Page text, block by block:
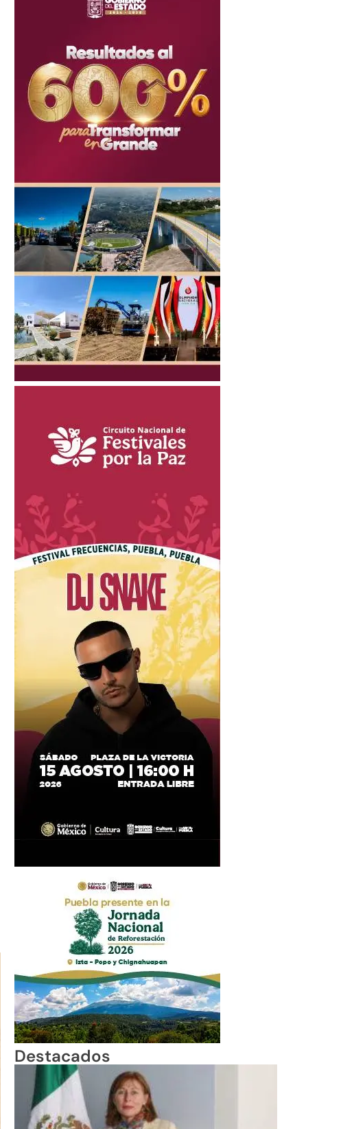
Destacados